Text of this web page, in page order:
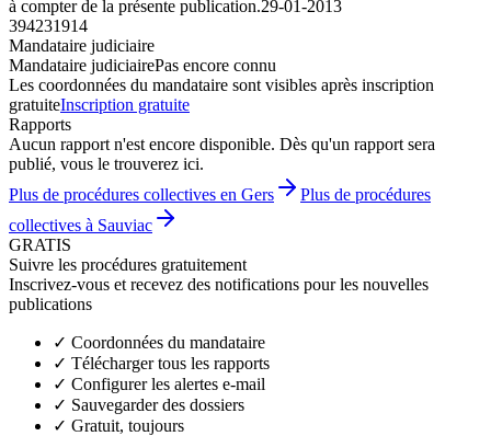
à compter de la présente publication.29-01-2013
394231914
Mandataire judiciaire
Mandataire judiciairePas encore connu
Les coordonnées du mandataire sont visibles après inscription
gratuiteInscription gratuite
Rapports
Aucun rapport n'est encore disponible. Dès qu'un rapport sera
publié, vous le trouverez ici.
Plus de procédures collectives en Gers
Plus de procédures
collectives à Sauviac
GRATIS
Suivre les procédures gratuitement
Inscrivez-vous et recevez des notifications pour les nouvelles
publications
✓ Coordonnées du mandataire
✓ Télécharger tous les rapports
✓ Configurer les alertes e-mail
✓ Sauvegarder des dossiers
✓ Gratuit, toujours